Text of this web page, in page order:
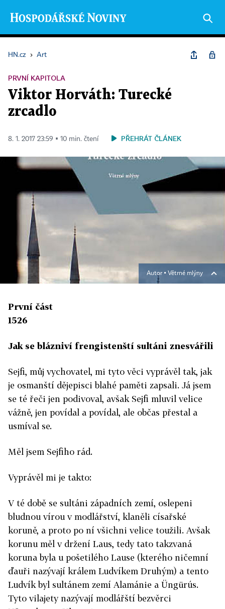
HN.cz › Art
PRVNÍ KAPITOLA
Viktor Horváth: Turecké
zrcadlo
8. 1. 2017 23:59 ▪ 10 min. čtení PŘEHRÁT ČLÁNEK
Autor ▪ Větrné mlýny
První část
1526
Jak se blázniví frengistenští sultáni znesvářili
Sejfi, můj vychovatel, mi tyto věci vyprávěl tak, jak
je osmanští dějepisci blahé paměti zapsali. Já jsem
se té řeči jen podivoval, avšak Sejfi mluvil velice
vážně, jen povídal a povídal, ale občas přestal a
usmíval se.
Měl jsem Sejfiho rád.
Vyprávěl mi je takto:
V té době se sultáni západních zemí, oslepeni
bludnou vírou v modlářství, klaněli císařské
koruně, a proto po ní všichni velice toužili. Avšak
korunu měl v držení Laus, tedy tato takzvaná
koruna byla u pošetilého Lause (kterého ničemní
ďauři nazývají králem Ludvíkem Druhým) a tento
Ludvík byl sultánem zemí Alamánie a Üngürús.
Tyto vilajety nazývají modlářští bezvěrci